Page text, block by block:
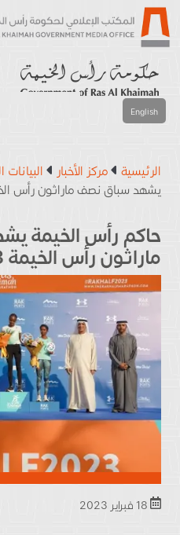
English
الرئيسية مركز الأخبار
يشهد سباق نصف ماراثون رأس الخيمة
حاكم رأس الخيمة
ماراثون رأس الخيمة 2023